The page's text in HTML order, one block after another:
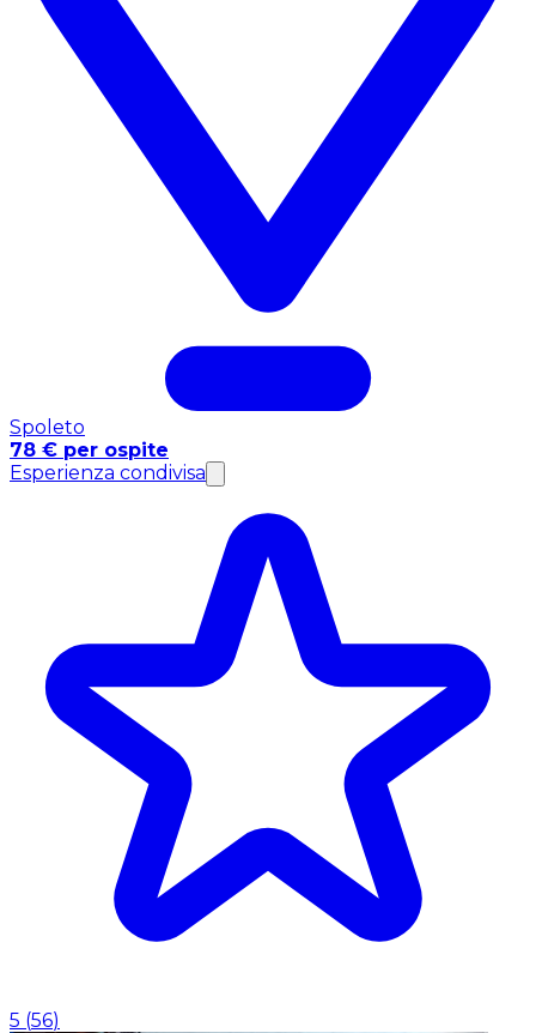
Spoleto
78 € per ospite
Esperienza condivisa
5 (56)